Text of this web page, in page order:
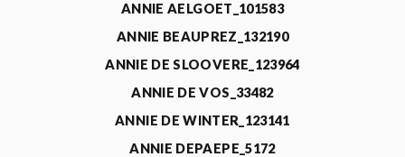
ANNIE AELGOET_101583
ANNIE BEAUPREZ_132190
ANNIE DE SLOOVERE_123964
ANNIE DE VOS_33482
ANNIE DE WINTER_123141
ANNIE DEPAEPE_5172